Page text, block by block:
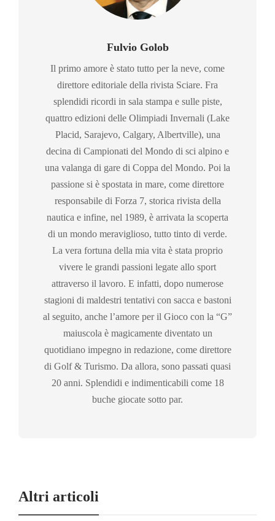
Fulvio Golob
Il primo amore è stato tutto per la neve, come
direttore editoriale della rivista Sciare. Fra
splendidi ricordi in sala stampa e sulle piste,
quattro edizioni delle Olimpiadi Invernali (Lake
Placid, Sarajevo, Calgary, Albertville), una
decina di Campionati del Mondo di sci alpino e
una valanga di gare di Coppa del Mondo. Poi la
passione si è spostata in mare, come direttore
responsabile di Forza 7, storica rivista della
nautica e infine, nel 1989, è arrivata la scoperta
di un mondo meraviglioso, tutto tinto di verde.
La vera fortuna della mia vita è stata proprio
vivere le grandi passioni legate allo sport
attraverso il lavoro. E infatti, dopo numerose
stagioni di maldestri tentativi con sacca e bastoni
al seguito, anche l’amore per il Gioco con la “G”
maiuscola è magicamente diventato un
quotidiano impegno in redazione, come direttore
di Golf & Turismo. Da allora, sono passati quasi
20 anni. Splendidi e indimenticabili come 18
buche giocate sotto par.
Altri articoli